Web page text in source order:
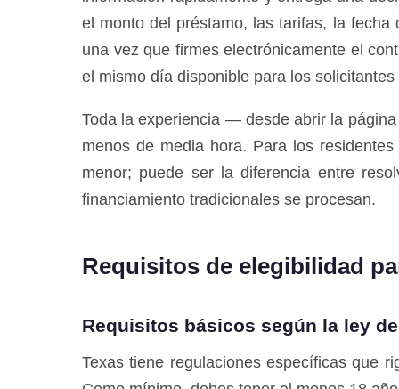
el monto del préstamo, las tarifas, la
una vez que firmes electrónicamente el
el mismo día disponible para los
Toda la experiencia — desde abrir la
menos de media hora. Para los
menor; puede ser la diferencia entre
financiamiento tradicionales se procesan.
Requisitos de elegibilidad
Requisitos básicos según la ley
Texas tiene regulaciones específicas que